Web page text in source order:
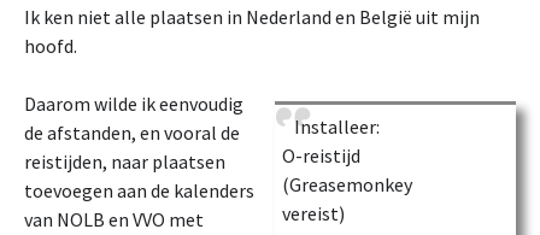
Ik ken niet alle plaatsen in Nederland en België uit mijn
hoofd.
Installeer:
O-reistijd
(Greasemonkey
vereist)
Daarom wilde ik eenvoudig
de afstanden, en vooral de
reistijden, naar plaatsen
toevoegen aan de kalenders
van NOLB en VVO met